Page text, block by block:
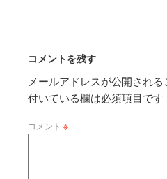
コメントを残す
メールアドレスが公開される
付いている欄は必須項目です
コメント ※